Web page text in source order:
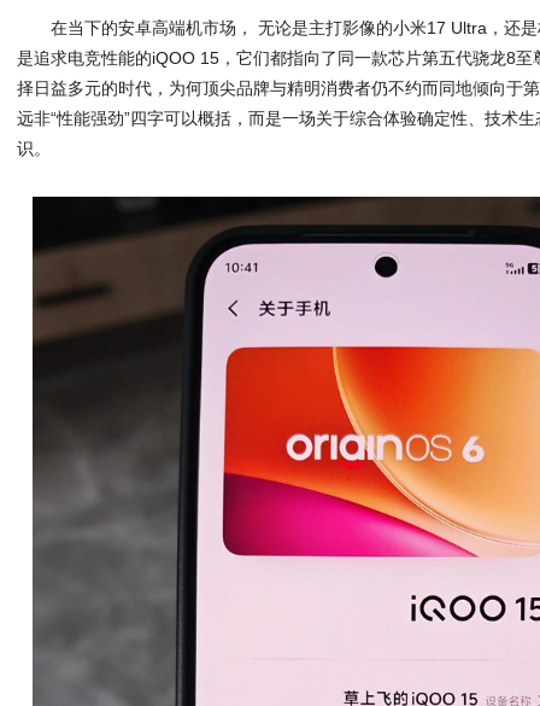
在当下的安卓高端机市场， 无论是主打影像的小米17 Ultra，还
是追求电竞性能的iQOO 15，它们都指向了同一款芯片第五代骁龙8
择日益多元的时代，为何顶尖品牌与精明消费者仍不约而同地倾向于
远非“性能强劲”四字可以概括，而是一场关于综合体验确定性、技术
识。